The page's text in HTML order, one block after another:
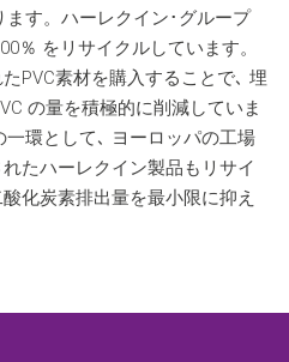
す。ハーレクイン･グループ
％ をリサイクルしています。
PVC素材を購入することで､ 埋
の量を積極的に削減していま
環として､ ヨーロッパの工場
たハーレクイン製品もリサイ
化炭素排出量を最小限に抑え